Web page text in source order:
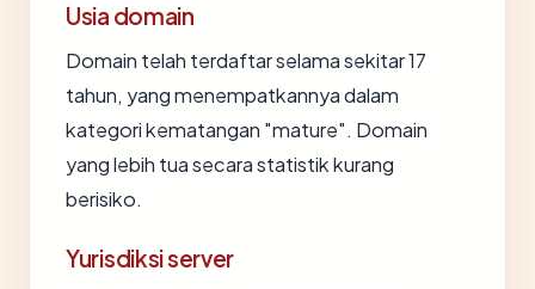
Usia domain
Domain telah terdaftar selama sekitar 17
tahun, yang menempatkannya dalam
kategori kematangan "mature". Domain
yang lebih tua secara statistik kurang
berisiko.
Yurisdiksi server